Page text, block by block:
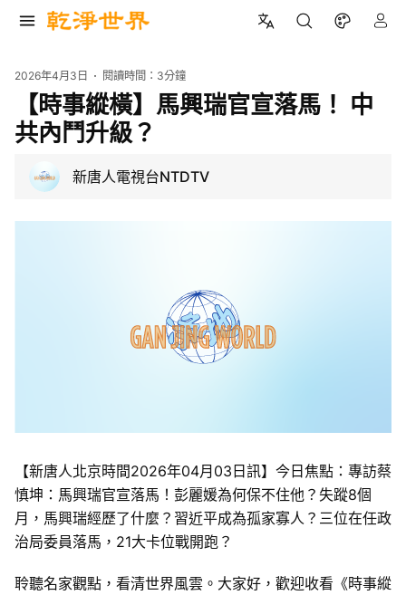
2026年4月3日 閱讀時間： 3分鐘
【時事縱橫】馬興瑞官宣落馬！ 中
共內鬥升級？
新唐人電視台NTDTV
【新唐人北京時間2026年04月03日訊】今日焦點：​​專訪蔡
慎坤：馬興瑞官宣落馬！彭麗媛為何保不住他？失蹤8個
月，馬興瑞經歷了什麼？習近平成為孤家寡人？三位在任政
治局委員落馬，21大卡位戰開跑？
聆聽名家觀點，看清世界風雲。大家好，歡迎收看《時事縱